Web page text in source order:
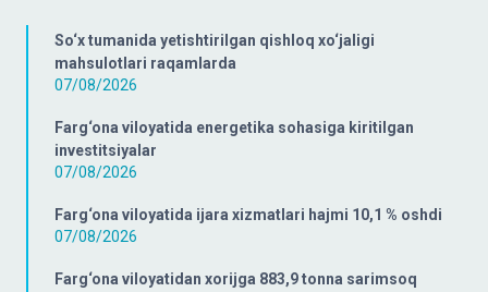
So‘x tumanida yetishtirilgan qishloq xo‘jaligi
mahsulotlari raqamlarda
07/08/2026
Farg‘ona viloyatida energetika sohasiga kiritilgan
investitsiyalar
07/08/2026
Farg‘ona viloyatida ijara xizmatlari hajmi 10,1 % oshdi
07/08/2026
Farg‘ona viloyatidan xorijga 883,9 tonna sarimsoq